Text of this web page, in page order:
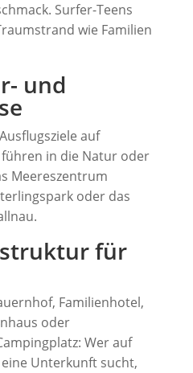
Surfer-Teens
wie Familien
und
auf
in die Natur oder
Meereszentrum
oder das
für
Familienhotel,
oder
Wer auf
Unterkunft sucht,